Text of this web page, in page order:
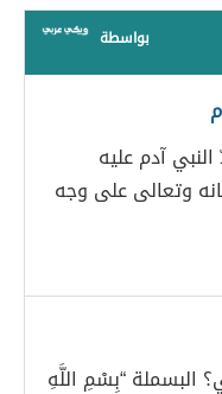
بواسطة
آدم عليه
وتعالى على وجه
“بِسْمِ اللَّهِ